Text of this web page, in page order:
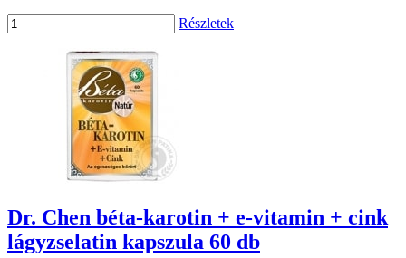
Részletek
Dr. Chen béta-karotin + e-vitamin + cink
lágyzselatin kapszula 60 db